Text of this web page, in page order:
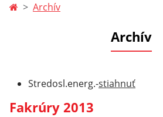
Archív
Archív
Stredosl.energ.-stiahnuť
Fakrúry 2013